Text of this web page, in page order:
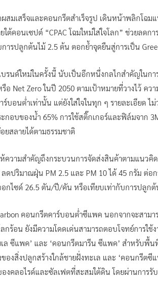
สมเสร็จและคอนกรีตสำเร็จรูป เดินหน้าพลิกโฉม
ต้คอนเซปต์ “CPAC โฉมใหม่ใส่ใจโลก” ช่วยลด
ารปลูกต้นไม้ 2.5 ต้น ตอกย้ำจุดยืนสู่การเป็น
รนด์ใหม่ในครั้งนี้ นับเป็นอีกหนึ่งกลไกสำคัญในก
Net Zero ในปี 2050 ตามเป้าหมายที่วางไว้ ควา
บอนต่ำเท่านั้น แต่ยังใส่ใจในทุก ๆ รายละเอียด
กอบของน้ำ 65% การใช้สติ๊กเกอร์และฟิล์มจาก
ยสลายได้ตามธรรมชาติ
ห้ความสำคัญถึงกระบวนการจัดส่งสินค้าตามแนวคิ
ดปริมาณฝุ่น PM 2.5 และ PM 10 ได้ 45 กรัม ต่อ
กไซด์ 26.5 ตัน/ปี/คัน หรือเทียบเท่ากับการปลูก
คอนกรีตคาร์บอนต่ำซีแพค นอกจากจะสาม
ร้อน ยังมีความโดดเด่นสามารถตอบโจทย์การใช้
ล ซีแพค’ และ ‘คอนกรีตมารีน ซีแพค’ สำหรับพื้
ของสิ่งปลูกสร้างใกล้ชายฝั่งทะเล และ ‘คอนกรี
งคลอไรด์และซัลเฟตที่สะสมใต้ดิน โดยผ่านการรั